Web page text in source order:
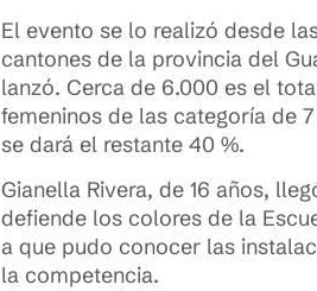
El evento se lo realizó desde
cantones de la provincia del
lanzó. Cerca de 6.000 es el
femeninos de las categoría de
se dará el restante 40 %.
Gianella Rivera, de 16 años,
defiende los colores de la
a que pudo conocer las
la competencia.